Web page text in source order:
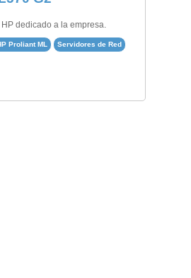
dedicado a la empresa.
Proliant ML Servidores de Red